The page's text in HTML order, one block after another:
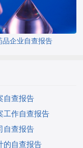
品企业自查报告
自查报告
工作自查报告
自查报告
的自查报告